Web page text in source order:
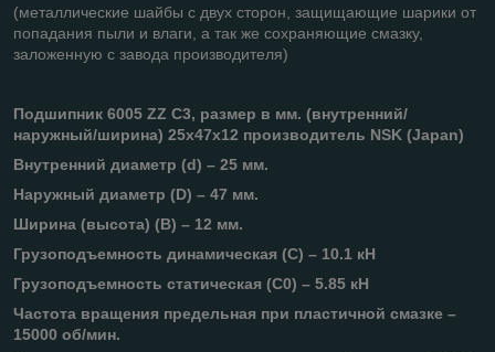
(металлические шайбы с двух сторон, защищающие шарики от
попадания пыли и влаги, а так же сохраняющие смазку,
заложенную с завода производителя)
Подшипник 6005 ZZ С3, размер в мм. (внутренний/
наружный/ширина) 25х47х12 производитель NSK (Japan)
Внутренний диаметр (d) – 25 мм.
Наружный диаметр (D) – 47 мм.
Ширина (высота) (B) – 12 мм.
Грузоподъемность динамическая (C) – 10.1 кН
Грузоподъемность статическая (C0) – 5.85 кН
Частота вращения предельная при пластичной смазке –
15000 об/мин.